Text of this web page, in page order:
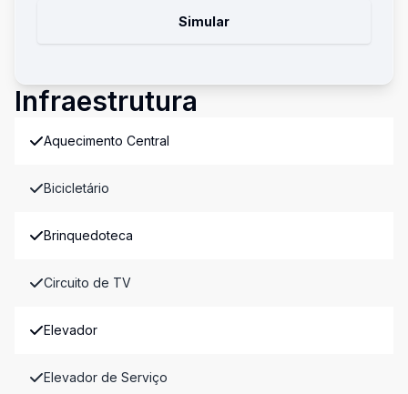
Simular
Infraestrutura
Aquecimento Central
Bicicletário
Brinquedoteca
Circuito de TV
Elevador
Elevador de Serviço